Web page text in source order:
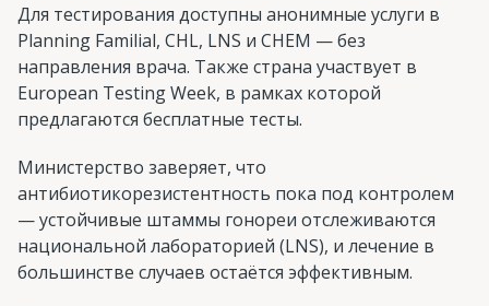
Для тестирования доступны анонимные услуги в
Planning Familial, CHL, LNS и CHEM — без
направления врача. Также страна участвует в
European Testing Week, в рамках которой
предлагаются бесплатные тесты.
Министерство заверяет, что
антибиотикорезистентность пока под контролем
— устойчивые штаммы гонореи отслеживаются
национальной лабораторией (LNS), и лечение в
большинстве случаев остаётся эффективным.